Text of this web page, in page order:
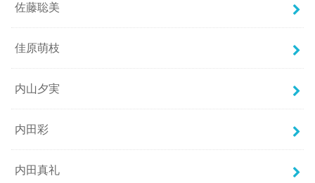
佐藤聡美
佳原萌枝
内山夕実
内田彩
内田真礼